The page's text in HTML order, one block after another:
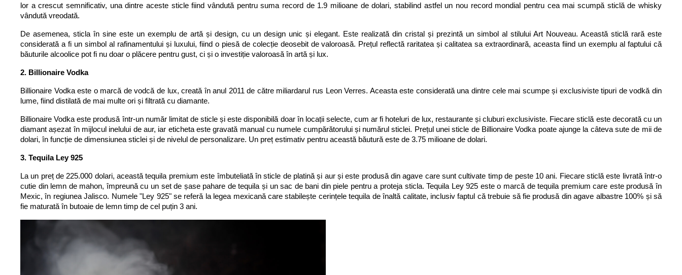
lor a crescut semnificativ, una dintre aceste sticle fiind vândută pentru suma record de 1.9 milioane de dolari, stabilind astfel un nou record mondial pentru cea mai scumpă sticlă de whisky
vândută vreodată.
De asemenea, sticla în sine este un exemplu de artă și design, cu un design unic și elegant. Este realizată din cristal și prezintă un simbol al stilului Art Nouveau. Această sticlă rară este
considerată a fi un simbol al rafinamentului și luxului, fiind o piesă de colecție deosebit de valoroasă. Prețul reflectă raritatea și calitatea sa extraordinară, aceasta fiind un exemplu al faptului că
băuturile alcoolice pot fi nu doar o plăcere pentru gust, ci și o investiție valoroasă în artă și lux.
2. Billionaire Vodka
Billionaire Vodka este o marcă de vodcă de lux, creată în anul 2011 de către miliardarul rus Leon Verres. Aceasta este considerată una dintre cele mai scumpe și exclusiviste tipuri de vodkă din
lume, fiind distilată de mai multe ori și filtrată cu diamante.
Billionaire Vodka este produsă într-un număr limitat de sticle și este disponibilă doar în locații selecte, cum ar fi hoteluri de lux, restaurante și cluburi exclusiviste. Fiecare sticlă este decorată cu un
diamant așezat în mijlocul inelului de aur, iar eticheta este gravată manual cu numele cumpărătorului și numărul sticlei. Prețul unei sticle de Billionaire Vodka poate ajunge la câteva sute de mii de
dolari, în funcție de dimensiunea sticlei și de nivelul de personalizare. Un preț estimativ pentru această băutură este de 3.75 milioane de dolari.
3. Tequila Ley 925
La un preț de 225.000 dolari, această tequila premium este îmbuteliată în sticle de platină și aur și este produsă din agave care sunt cultivate timp de peste 10 ani. Fiecare sticlă este livrată într-o
cutie din lemn de mahon, împreună cu un set de șase pahare de tequila și un sac de bani din piele pentru a proteja sticla. Tequila Ley 925 este o marcă de tequila premium care este produsă în
Mexic, în regiunea Jalisco. Numele "Ley 925" se referă la legea mexicană care stabilește cerințele tequila de înaltă calitate, inclusiv faptul că trebuie să fie produsă din agave albastre 100% și să
fie maturată în butoaie de lemn timp de cel puțin 3 ani.